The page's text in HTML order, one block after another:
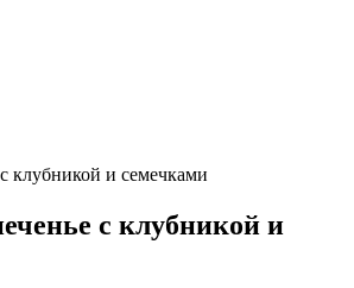
клубникой и семечками
с клубникой и